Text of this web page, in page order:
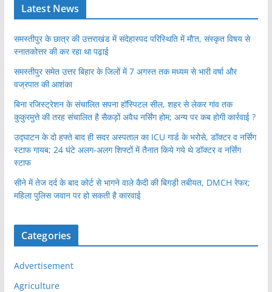
Latest News
समस्तीपुर के छात्र की उत्तराखंड में संदेहास्पद परिस्थिति में मौ’त, संस्कृत विषय से
स्नातकोत्तर की कर रहा था पढ़ाई
समस्तीपुर समेत उत्तर बिहार के जिलों में 7 अगस्त तक मध्यम से भारी वर्षा और
वज्रपात की आशंका
बिना रजिस्ट्रेशन के संचालित सपना हॉस्पिटल सील, शहर से लेकर गांव तक
कुकुरमुत्ते की तरह संचालित है सैकड़ों अवैध नर्सिंग होम; अन्य पर कब होगी कार्रवाई ?
उद्घाटन के दो हफ्ते बाद ही सदर अस्पताल का ICU गार्ड के भरोसे, डॉक्टर व नर्सिंग
स्टाफ गायब; 24 घंटे अलग-अलग शिफ्टों में तैनात किये गये थे डॉक्टर व नर्सिंग
स्टाफ
सीने में तेज दर्द के बाद कोर्ट से भागने वाले कैदी की बिगड़ी तबीयत, DMCH रेफर;
महिला पुलिस जवान पर हो सकती है कारवाई
Categories
Advertisement
Agriculture